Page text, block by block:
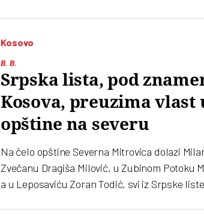
Kosovo
B. B.
Srpska lista, pod
Kosova, preuzima vlast
opštine na severu
Na čelo opštine Severna Mitrovica dolazi
Zvečanu Dragiša Milović, u Zubinom Potoku
a u Leposaviću Zoran Todić, svi iz Srpske